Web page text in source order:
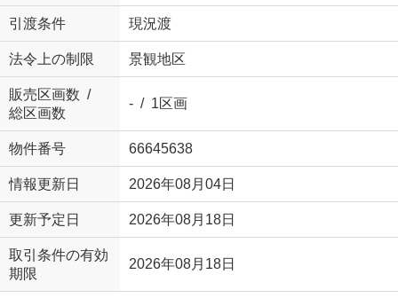
引渡条件 現況渡
法令上の制限 景観地区
販売区画数 /
総区画数
- / 1区画
物件番号 66645638
情報更新日 2026年08月04日
更新予定日 2026年08月18日
取引条件の有効
期限
2026年08月18日